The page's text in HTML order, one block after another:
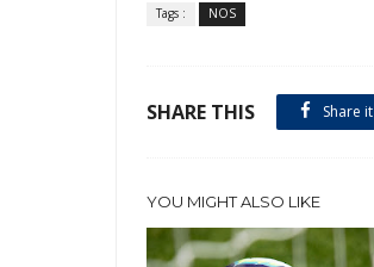
Tags : NOS
SHARE THIS Share it
YOU MIGHT ALSO LIKE